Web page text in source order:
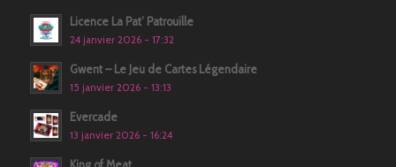
Licence La Pat’ Patrouille
24 janvier 2026 - 17:32
Gwent – Le Jeu de Cartes Légendaire
15 janvier 2026 - 13:13
Evercade
13 janvier 2026 - 16:24